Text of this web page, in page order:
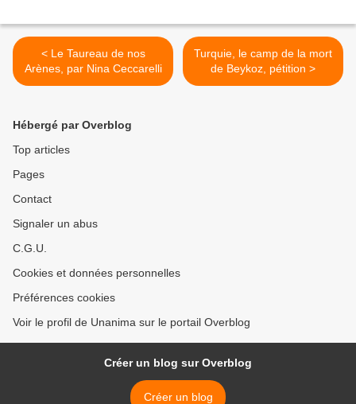
< Le Taureau de nos
Arènes, par Nina Ceccarelli
Turquie, le camp de la mort
de Beykoz, pétition >
Hébergé par Overblog
Top articles
Pages
Contact
Signaler un abus
C.G.U.
Cookies et données personnelles
Préférences cookies
Voir le profil de Unanima sur le portail Overblog
Créer un blog sur Overblog
Créer un blog